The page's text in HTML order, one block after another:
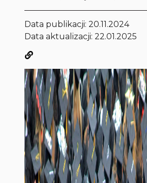
Data publikacji:20.11.2024
Data aktualizacji: 22.01.2025